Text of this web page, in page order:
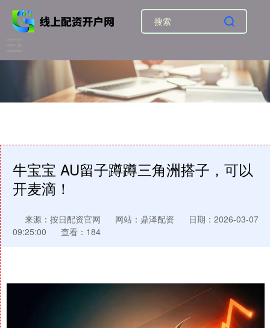
牛宝宝 AU留子蹲蹲三角洲搭子，可以
开麦滴！
来源：按日配资官网 网站：鼎泽配资
日期：2026-03-07
09:25:00
查看：184